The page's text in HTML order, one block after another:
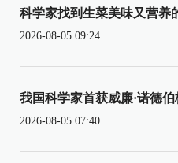
科学家找到生菜美味又营养
2026-08-05 09:24
我国科学家首获威廉·诺德
2026-08-05 07:40